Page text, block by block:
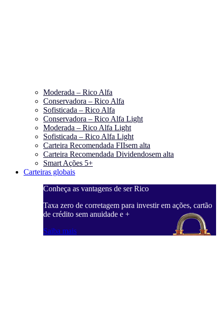
Moderada – Rico Alfa
Conservadora – Rico Alfa
Sofisticada – Rico Alfa
Conservadora – Rico Alfa Light
Moderada – Rico Alfa Light
Sofisticada – Rico Alfa Light
Carteira Recomendada FIIsem alta
Carteira Recomendada Dividendosem alta
Smart Ações 5+
Carteiras globais
Conheça as vantagens de ser Rico
Taxa zero de corretagem para investir em ações, cartão
de crédito sem anuidade e +
Saiba mais